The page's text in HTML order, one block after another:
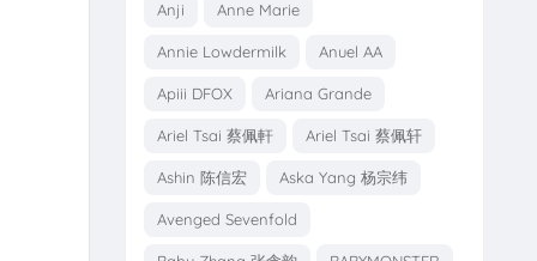
Anji Anne Marie
Annie Lowdermilk Anuel AA
Apiii DFOX Ariana Grande
Ariel Tsai 蔡佩軒 Ariel Tsai 蔡佩轩
Ashin 陈信宏 Aska Yang 杨宗纬
Avenged Sevenfold